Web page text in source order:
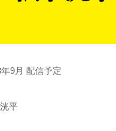
年9月 配信予定
平